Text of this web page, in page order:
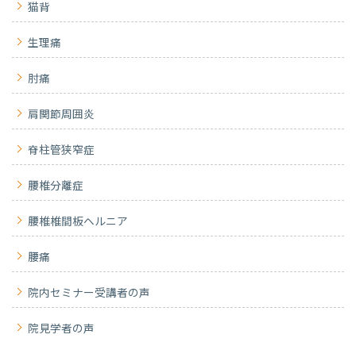
猫背
生理痛
肘痛
肩関節周囲炎
脊柱管狭窄症
腰椎分離症
腰椎椎間板ヘルニア
腰痛
院内セミナー受講者の声
院見学者の声